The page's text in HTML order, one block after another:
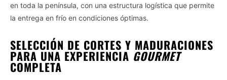
en toda la península, con una estructura logística que permite
la entrega en frío en condiciones óptimas.
SELECCIÓN DE CORTES Y MADURACIONES
PARA UNA EXPERIENCIA GOURMET
COMPLETA